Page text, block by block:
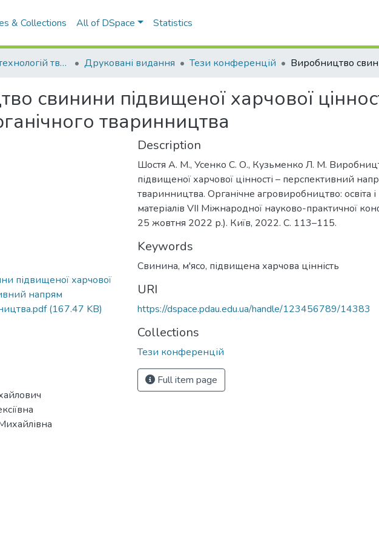
& Collections All of DSpace Statistics
Факультет технологій тваринництва та продовольства Друковані видання Тези конференцій
свинини підвищеної харчової
тваринництва
підвищеної харчової
напрям
(167.47 KB)
Description
Шостя А. М., Усенко С. О., Кузьменко Л. М.
підвищеної харчової цінності – перспективний
тваринництва. Органічне агровиробництво: освіта і
матеріалів VІІ Міжнародної науково-практичної
25 жовтня 2022 р.). Київ, 2022. С. 113–115.
Keywords
Свинина, м'ясо, підвищена харчова цінність
URI
https://dspace.pdau.edu.ua/handle/123456789/14383
Collections
Тези конференцій
Full item page